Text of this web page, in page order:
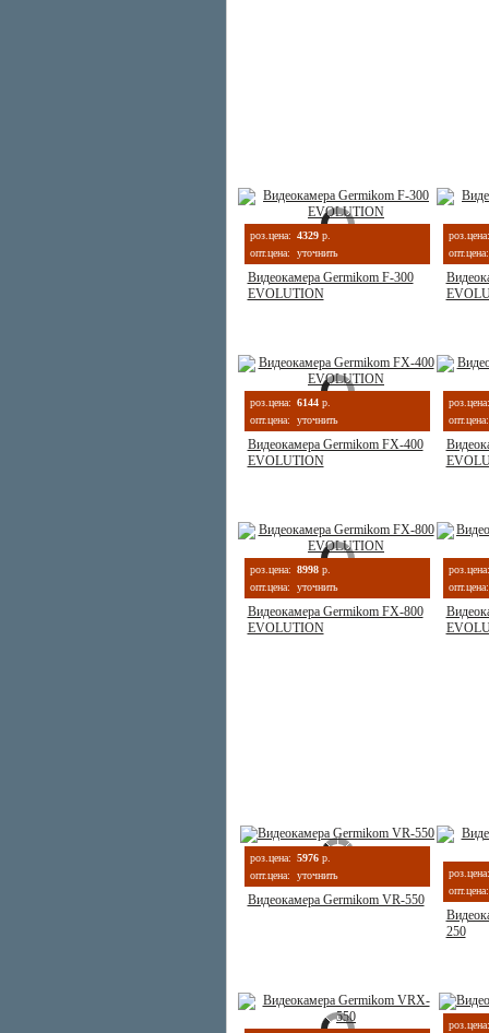
роз.цена: 4329 р.
опт.цена:
уточнить
Видеокамера Germikom F-300
EVOLUTION
роз.цена:
опт.цена:
роз.цена: 6144 р.
опт.цена:
уточнить
Видеокамера Germikom FX-400
EVOLUTION
роз.цена:
опт.цена:
роз.цена: 8998 р.
опт.цена:
уточнить
Видеокамера Germikom FX-800
EVOLUTION
роз.цена:
опт.цена:
роз.цена: 5976 р.
опт.цена:
уточнить
Видеокамера Germikom VR-550
роз.цена:
опт.цена:
250
роз.цена: